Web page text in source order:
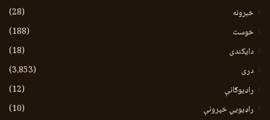
خبرونه
(28)
خوست
(188)
دایکندی
(18)
دری
(3،853)
راډیوګانې
(12)
راډیويي خپرونې
(10)